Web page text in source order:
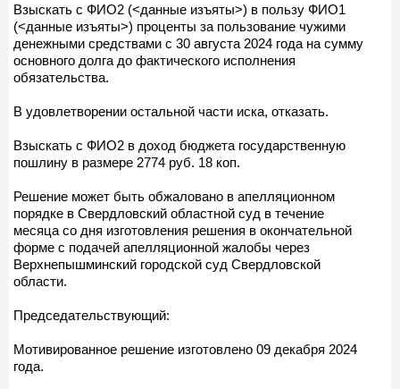
Взыскать с ФИО2 (<данные изъяты>) в пользу ФИО1
(<данные изъяты>) проценты за пользование чужими
денежными средствами с 30 августа 2024 года на сумму
основного долга до фактического исполнения
обязательства.
В удовлетворении остальной части иска, отказать.
Взыскать с ФИО2 в доход бюджета государственную
пошлину в размере 2774 руб. 18 коп.
Решение может быть обжаловано в апелляционном
порядке в Свердловский областной суд в течение
месяца со дня изготовления решения в окончательной
форме с подачей апелляционной жалобы через
Верхнепышминский городской суд Свердловской
области.
Председательствующий:
Мотивированное решение изготовлено 09 декабря 2024
года.